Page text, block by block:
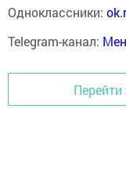
Одноклассники:
Telegram-канал:
Перейти